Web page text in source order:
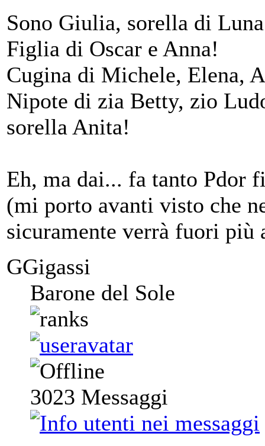
Sono Giulia, sorella di
Figlia di Oscar e Anna!
Cugina di Michele, Elena,
Nipote di zia Betty, zio
sorella Anita!
Eh, ma dai... fa tanto
(mi porto avanti visto che
sicuramente verrà fuori
GGigassi
Barone del Sole
3023 Messaggi